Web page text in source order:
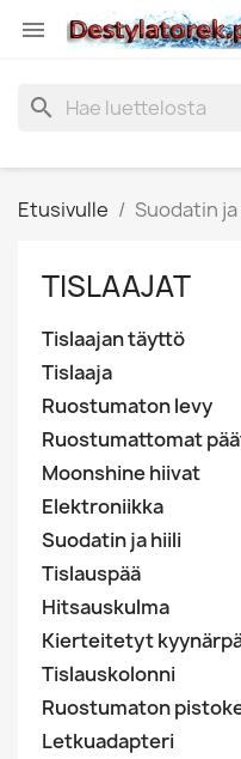

search
Etusivulle Suodatin ja
TISLAAJAT
Tislaajan täyttö
Tislaaja
Ruostumaton levy
Ruostumattomat
Moonshine hiivat
Elektroniikka
Suodatin ja hiili
Tislauspää
Hitsauskulma
Kierteitetyt
Tislauskolonni
Ruostumaton
Letkuadapteri